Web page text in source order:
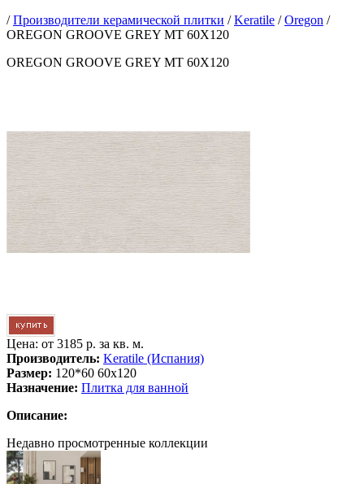
/Производители керамической плитки /Keratile /Oregon /
OREGON GROOVE GREY MT 60X120
OREGON GROOVE GREY MT 60X120
Цена: от 3185 р. за кв. м.
Производитель: Keratile (Испания)
Размер: 120*60 60x120
Назначение: Плитка для ванной
Описание:
Недавно просмотренные коллекции